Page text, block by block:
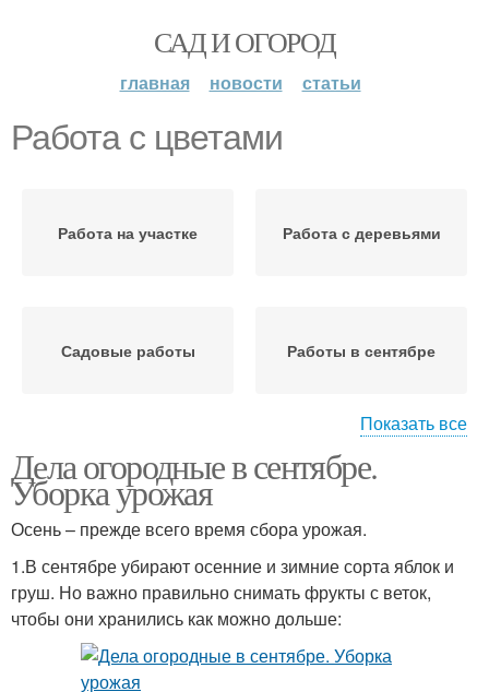
САД И ОГОРОД
главная новости статьи
Работа с цветами
Работа на участке Работа с деревьями
Садовые работы Работы в сентябре
Работы в саду Работы в цветнике
Работы на даче Основные работы
Показать все
Дела огородные в сентябре.
Уборка урожая
Осень – прежде всего время сбора урожая.
1.В сентябре убирают осенние и зимние сорта яблок и
груш. Но важно правильно снимать фрукты с веток,
чтобы они хранились как можно дольше: